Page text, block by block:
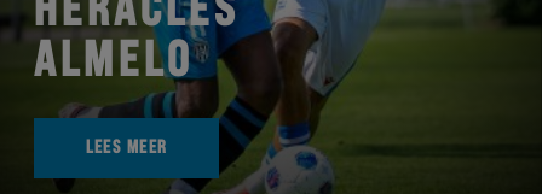
HERACLES
ALMELO
LEES MEER